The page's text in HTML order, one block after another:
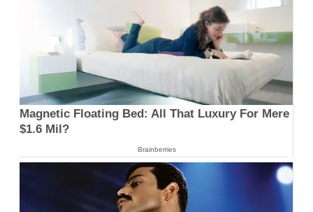
Magnetic Floating Bed: All That Luxury For Mere
$1.6 Mil?
Brainberries